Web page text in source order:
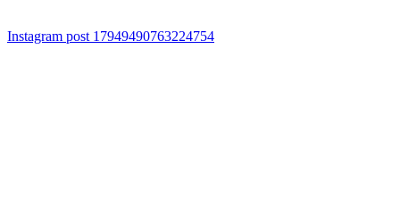
Instagram post 17949490763224754